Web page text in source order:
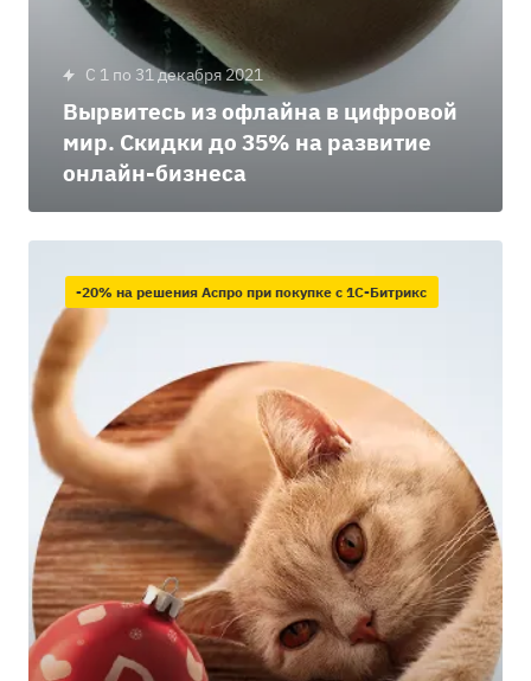
c 1 по 31 декабря 2021
Вырвитесь из офлайна в цифровой
мир. Скидки до 35% на развитие
онлайн-бизнеса
-20% на решения Аспро при покупке с 1С-Битрикс